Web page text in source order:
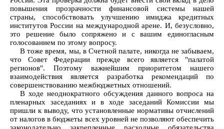
повышения прозрачности финансовой системы нашей
страны, способствовать улучшению имиджа кредитных
институтов России на международной арене. И, безусловно,
это решение было сопряжено и с вашим единогласным
голосованием по этому вопросу.
В тоже время, мы, в Счетной палате, никогда не забываем,
что Совет Федерации прежде всего является "палатой
регионов". Поэтому важнейшим приоритетом нашего
взаимодействия является разработка рекомендаций по
совершенствованию межбюджетных отношений.
В ходе неоднократного обсуждения данного вопроса на
пленарных заседаниях и в ходе заседаний Комиссии мы
пришли к выводу, что установленные нормативы отчислений
от налогов в бюджеты всех уровней не позволяют обеспечить